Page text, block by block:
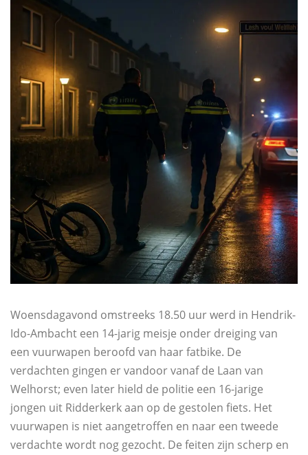
Woensdagavond omstreeks 18.50 uur werd in Hendrik-
Ido-Ambacht een 14-jarig meisje onder dreiging van
een vuurwapen beroofd van haar fatbike. De
verdachten gingen er vandoor vanaf de Laan van
Welhorst; even later hield de politie een 16-jarige
jongen uit Ridderkerk aan op de gestolen fiets. Het
vuurwapen is niet aangetroffen en naar een tweede
verdachte wordt nog gezocht. De feiten zijn scherp en